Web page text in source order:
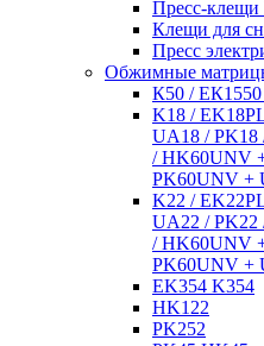
Пресс-клещи
Клещи для
Пресс
Обжимные
К50 /
K18 /
UA18 / PK18
/ HK60UNV
PK60UNV +
K22 /
UA22 / PK22
/ HK60UNV
PK60UNV +
EK354 K354
HK122
PK252